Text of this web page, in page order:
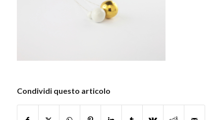
Condividi questo articolo